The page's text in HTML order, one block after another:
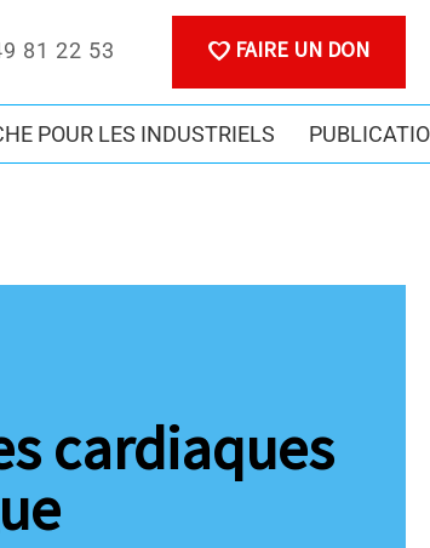
FAIRE UN DON
81 22 53
POUR LES INDUSTRIELS
cardiaques